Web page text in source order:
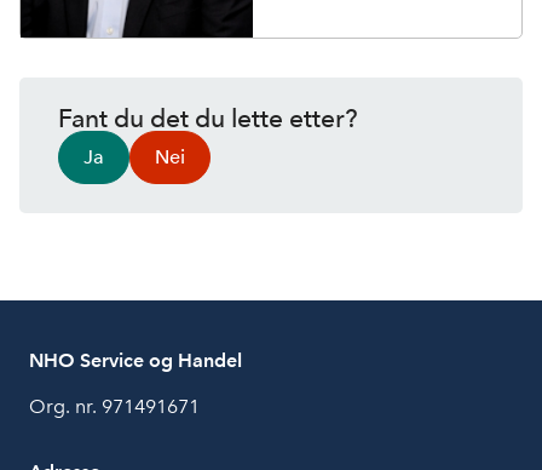
Fant du det du lette etter?
Ja Nei
NHO Service og Handel
Org. nr. 971491671